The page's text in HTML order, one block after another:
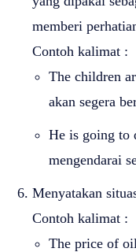
memberi
Contoh kalimat :
The children
akan segera
He is going to
mengendarai
Menyatakan
Contoh kalimat :
The price of